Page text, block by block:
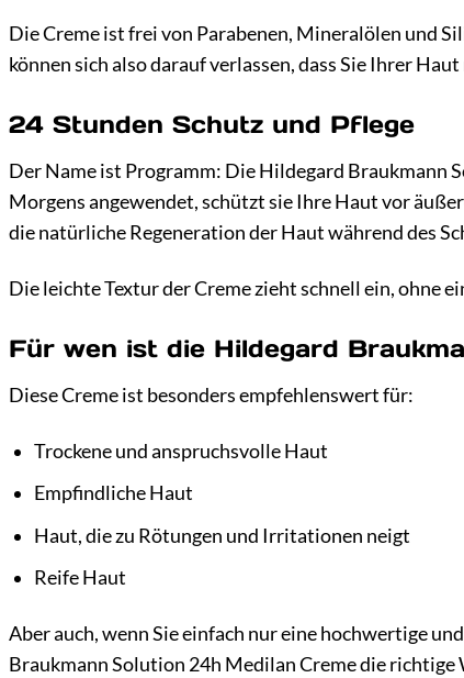
Die Creme ist frei von Parabenen, Mineralölen und
können sich also darauf verlassen, dass Sie Ihrer
24 Stunden Schutz und Pflege
Der Name ist Programm: Die Hildegard Braukmann
Morgens angewendet, schützt sie Ihre Haut vor
die natürliche Regeneration der Haut während des
Die leichte Textur der Creme zieht schnell ein, ohne
Für wen ist die Hildegard
Diese Creme ist besonders empfehlenswert für:
Trockene und anspruchsvolle Haut
Empfindliche Haut
Haut, die zu Rötungen und Irritationen neigt
Reife Haut
Aber auch, wenn Sie einfach nur eine hochwertige
Braukmann Solution 24h Medilan Creme die richtige